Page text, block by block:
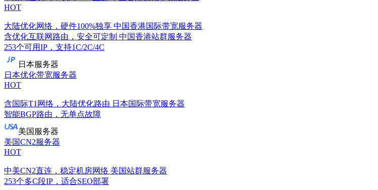
HOT
大陆优化网络，硬件100%独享 中国香港国际带宽服务器
含优化互联网路由，安全可定制 中国香港站群服务器
253个可用IP，支持1C/2C/4C
日本服务器
日本优化带宽服务器
HOT
含国际T1网络，大陆优化路由 日本国际带宽服务器
智能BGP路由，无单点故障
美国服务器
美国CN2服务器
HOT
中美CN2直连，稳定机房网络 美国站群服务器
253个多C段IP，适合SEO部署